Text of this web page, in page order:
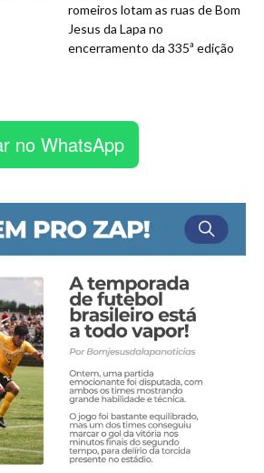
romeiros lotam as ruas de Bom
Jesus da Lapa no
encerramento da 335ª edição
no WhatsApp